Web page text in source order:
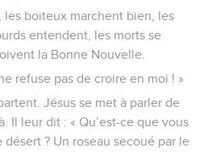
les boiteux marchent bien, les
entendent, les morts se
la Bonne Nouvelle.
refuse pas de croire en moi ! »
Jésus se met à parler de
Il leur dit : « Qu’est-ce que vous
? Un roseau secoué par le